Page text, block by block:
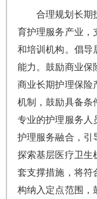
合理规划长期
育护理服务产业，
和培训机构。倡导
能力。鼓励商业保
商业长期护理保险
机制，鼓励具备条
专业的护理服务人
护理服务融合，引
探索基层医疗卫生
套支撑措施，将符
构纳入定点范围，